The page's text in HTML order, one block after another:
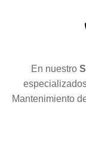
En nuestro
Mantenimiento